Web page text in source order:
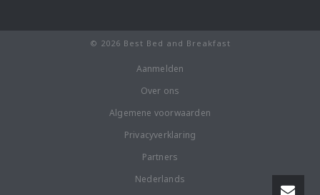
© 2026 Best Bed and Breakfast
Aanmelden
Over ons
Algemene voorwaarden
Privacyverklaring
Partners
Nederlands